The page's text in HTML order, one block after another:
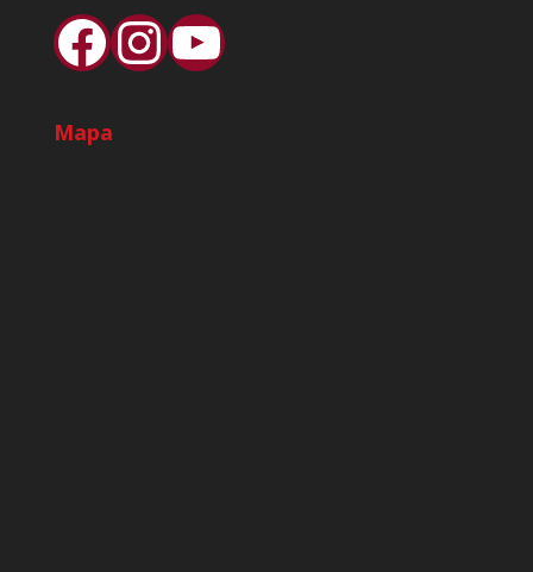
Facebook
Instagram
YouTube
Mapa